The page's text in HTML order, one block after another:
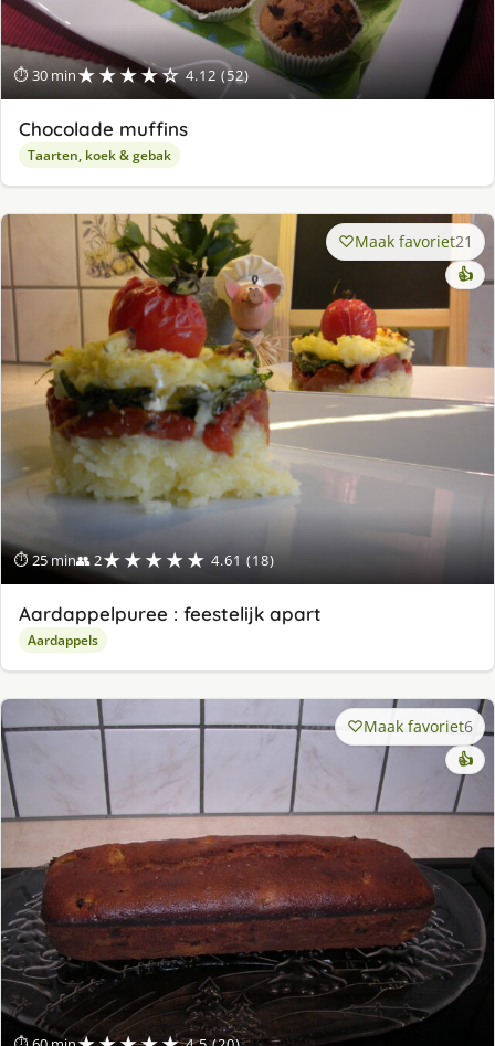
⏱ 30 min★★★★☆ 4.12 (52)
Chocolade muffins
Taarten, koek & gebak
⏱ 25 min👥 2★★★★★ 4.61 (18)
Maak favoriet21
👍
Aardappelpuree : feestelijk apart
Aardappels
Maak favoriet6
👍